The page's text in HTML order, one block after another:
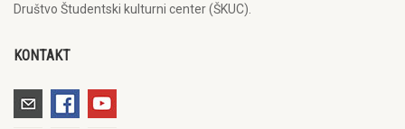
Društvo Študentski kulturni center (ŠKUC).
KONTAKT